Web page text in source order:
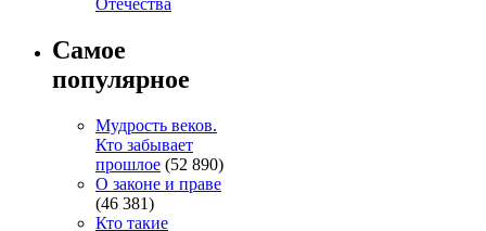
Отечества
Самое
популярное
Мудрость веков.
Кто забывает
прошлое (52 890)
О законе и праве
(46 381)
Кто такие